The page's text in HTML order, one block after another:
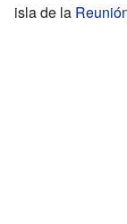
isla de la